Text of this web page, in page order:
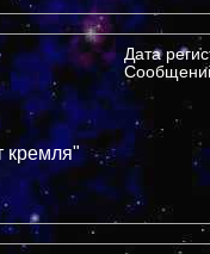
Дата
кремля"